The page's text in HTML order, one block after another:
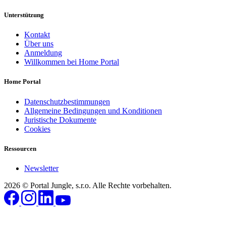
Unterstützung
Kontakt
Über uns
Anmeldung
Willkommen bei Home Portal
Home Portal
Datenschutzbestimmungen
Allgemeine Bedingungen und Konditionen
Juristische Dokumente
Cookies
Ressourcen
Newsletter
2026 © Portal Jungle, s.r.o. Alle Rechte vorbehalten.